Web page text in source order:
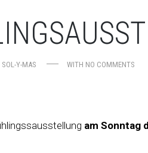
SOL-Y-MAS WITH NO COMMENTS
am Sonntag